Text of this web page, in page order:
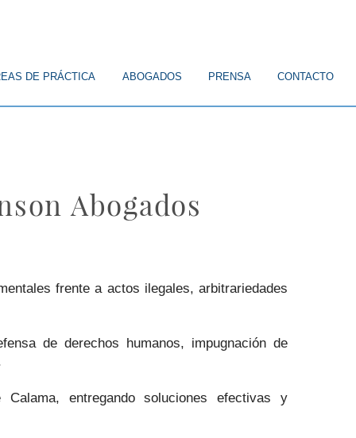
DE PRÁCTICA ABOGADOS PRENSA CONTACTO
Abogados
frente a actos ilegales, arbitrariedades
de derechos humanos, impugnación de
entregando soluciones efectivas y